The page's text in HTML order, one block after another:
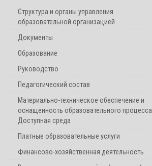
Структура и органы управления
образовательной организацией
Документы
Образование
Руководство
Педагогический состав
Материально-техническое обеспечение и
оснащенность образовательного процесса.
Доступная среда
Платные образовательные услуги
Финансово-хозяйственная деятельность